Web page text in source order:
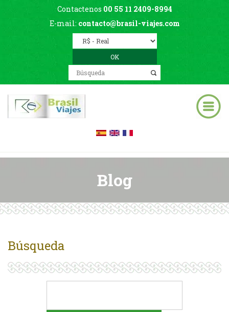
Contactenos 00 55 11 2409-8994
E-mail: contacto@brasil-viajes.com
Blog
Búsqueda